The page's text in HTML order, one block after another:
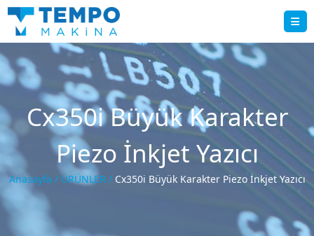
Cx350i Büyük Karakter
Piezo İnkjet Yazıcı
Anasayfa /ÜRÜNLER /Cx350i Büyük Karakter Piezo İnkjet Yazıcı